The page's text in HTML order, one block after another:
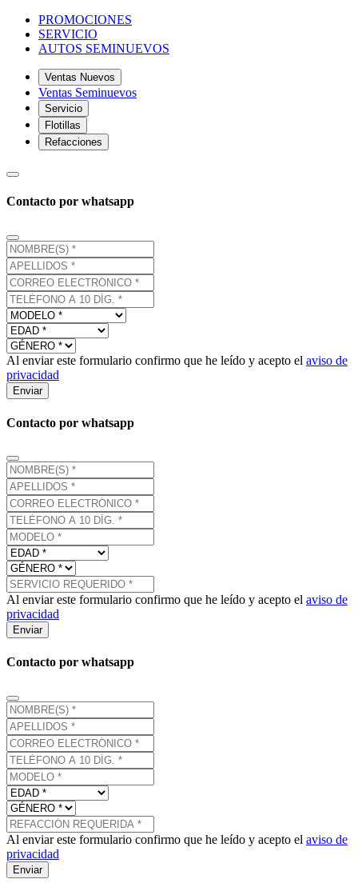
PROMOCIONES
SERVICIO
AUTOS SEMINUEVOS
Ventas Nuevos
Ventas Seminuevos
Servicio
Flotillas
Refacciones
Contacto por whatsapp
Al enviar este formulario confirmo que he leído y acepto el aviso de
privacidad
Enviar
Contacto por whatsapp
Al enviar este formulario confirmo que he leído y acepto el aviso de
privacidad
Enviar
Contacto por whatsapp
Al enviar este formulario confirmo que he leído y acepto el aviso de
privacidad
Enviar